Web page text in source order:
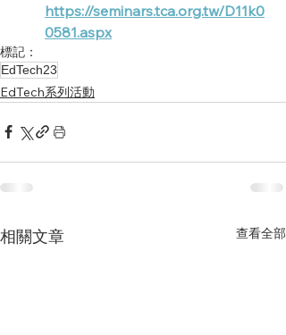
https://seminars.tca.org.tw/D11k0
0581.aspx
標記：
EdTech23
EdTech系列活動
相關文章 查看全部